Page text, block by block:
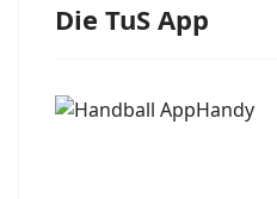
Die TuS App